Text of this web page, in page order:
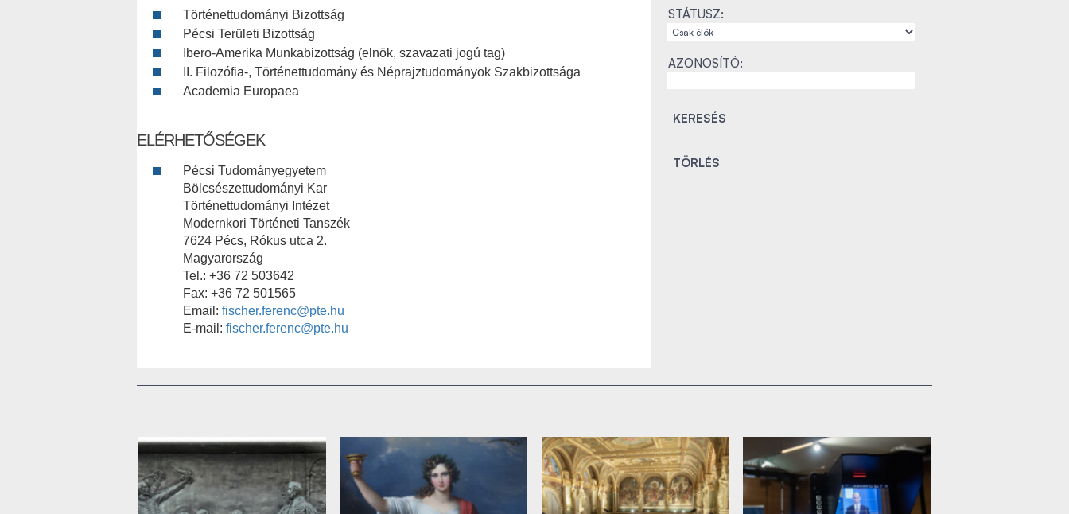
Történettudományi Bizottság
Pécsi Területi Bizottság
Ibero-Amerika Munkabizottság (elnök, szavazati jogú tag)
II. Filozófia-, Történettudomány és Néprajztudományok Szakbizottsága
Academia Europaea
ELÉRHETŐSÉGEK
Pécsi Tudományegyetem
Bölcsészettudományi Kar
Történettudományi Intézet
Modernkori Történeti Tanszék
7624 Pécs, Rókus utca 2.
Magyarország
Tel.: +36 72 503642
Fax: +36 72 501565
Email: fischer.ferenc@pte.hu
E-mail: fischer.ferenc@pte.hu
STÁTUSZ:
AZONOSÍTÓ: